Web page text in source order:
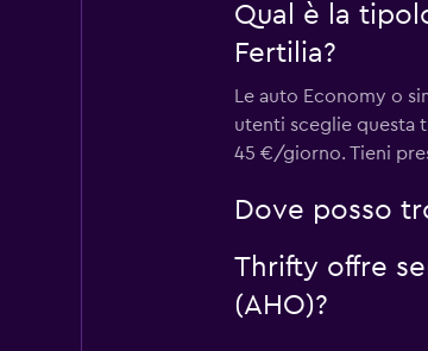
Qual è la
Fertilia?
Le auto Economy o
utenti sceglie questa
45 €/giorno. Tieni
Dove posso
Thrifty offre
(AHO)?